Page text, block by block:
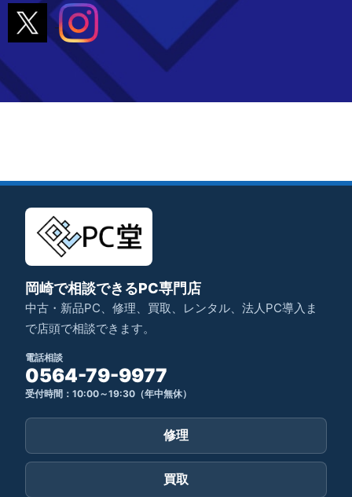
岡崎で相談できるPC専門店
中古・新品PC、修理、買取、レンタル、法人PC導入ま
で店頭で相談できます。
電話相談
0564-79-9977
受付時間：10:00～19:30（年中無休）
修理
買取